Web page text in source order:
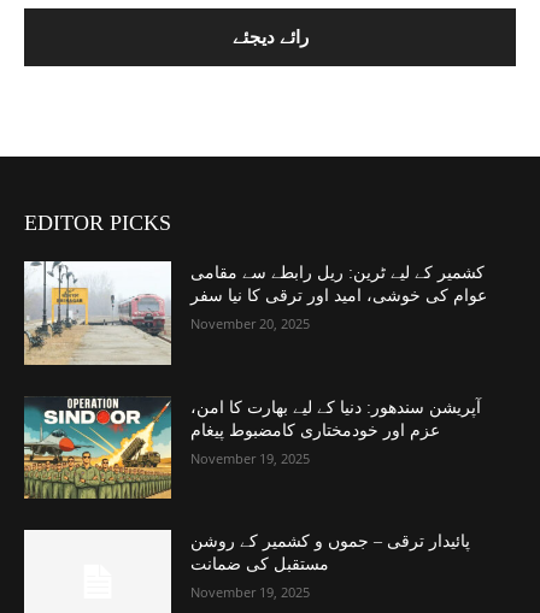
EDITOR PICKS
کشمیر کے لیے ٹرین: ریل رابطے سے مقامی
عوام کی خوشی، امید اور ترقی کا نیا سفر
November 20, 2025
آپریشن سندھور: دنیا کے لیے بھارت کا امن،
عزم اور خودمختاری کامضبوط پیغام
November 19, 2025
پائیدار ترقی – جموں و کشمیر کے روشن
مستقبل کی ضمانت
November 19, 2025